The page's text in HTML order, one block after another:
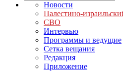
Новости
Палестино-
СВО
Интервью
Программы и ведущие
Сетка вещания
Редакция
Приложение